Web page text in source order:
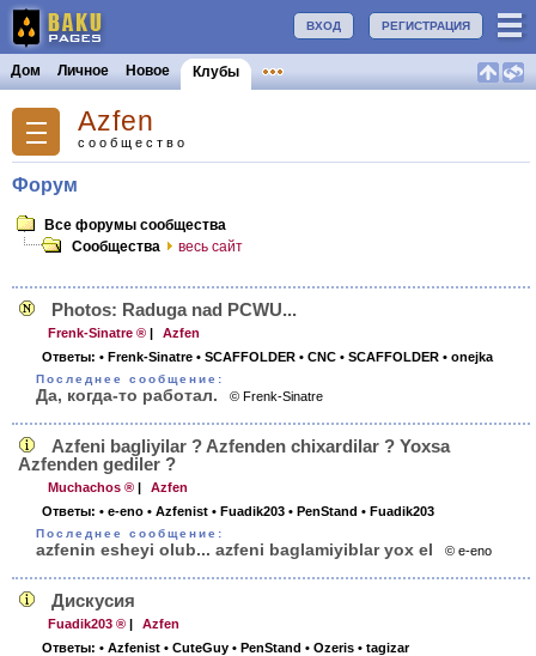
РЕГИСТРАЦИЯ
ВХОД
Дом Личное Новое Клубы
Azfen
сообщество
Форум
Все форумы сообщества
Сообщества
весь сайт
Photos: Raduga nad PCWU...
Frenk-Sinatre ® |
Azfen
Ответы: • Frenk-Sinatre • SCAFFOLDER • CNC • SCAFFOLDER • onejka
Последнее сообщение:
Да, когда-то работал. © Frenk-Sinatre
Azfeni bagliyilar ? Azfenden chixardilar ? Yoxsa
Azfenden gediler ?
Muchachos ® |
Azfen
Ответы: • e-eno • Azfenist • Fuadik203 • PenStand • Fuadik203
Последнее сообщение:
azfenin esheyi olub... azfeni baglamiyiblar yox el © e-eno
Дискусия
Fuadik203 ® |
Azfen
Ответы: • Azfenist • CuteGuy • PenStand • Ozeris • tagizar